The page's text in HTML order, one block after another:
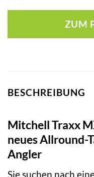
ZUM
BESCHREIBUNG
Mitchell Traxx
neues Allround-
Angler
Sie suchen nach